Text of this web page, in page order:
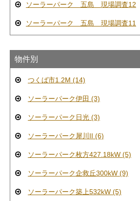
ソーラーパーク 五島 現場調査12
ソーラーパーク 五島 現場調査11
物件別
つくば市1.2M (14)
ソーラーパーク伊田 (3)
ソーラーパーク日光 (3)
ソーラーパーク犀川II (6)
ソーラーパーク枚方427.18kW (5)
ソーラーパーク企救丘300kW (9)
ソーラーパーク築上532kW (5)